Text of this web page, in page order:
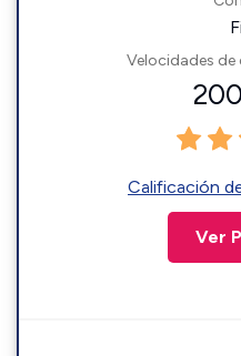
Velocidades de
Calificación
Ver